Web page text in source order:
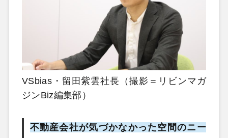
VSbias・留田紫雲社長（撮影＝リビンマガ
ジンBiz編集部）
不動産会社が気づかなかった空間のニー